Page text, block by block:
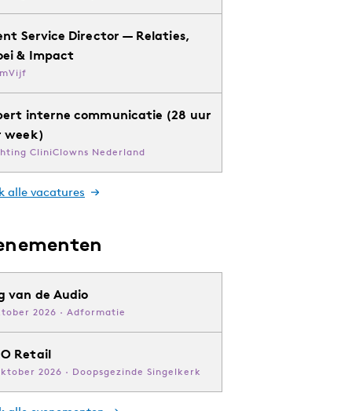
Service Director — Relaties,
& Impact
interne communicatie (28 uur
week)
CliniClowns Nederland
alle vacatures
van de Audio
2026 · Adformatie
Retail
2026 · Doopsgezinde Singelkerk